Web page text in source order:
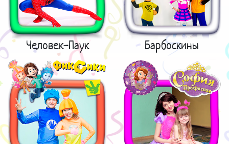
Человек-Паук Барбоскины